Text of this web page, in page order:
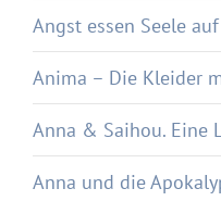
Angst essen Seele auf
Anima – Die Kleider
Anna & Saihou. Eine
Anna und die